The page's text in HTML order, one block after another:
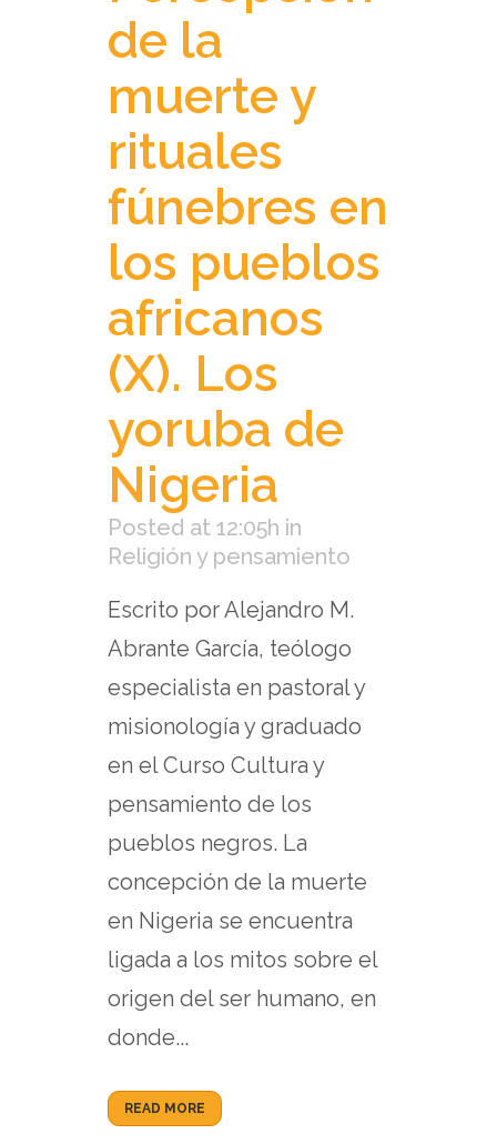
de la
muerte y
rituales
fúnebres en
los pueblos
africanos
(X). Los
yoruba de
Nigeria
Posted at 12:05h in
Religión y pensamiento
Escrito por Alejandro M.
Abrante García, teólogo
especialista en pastoral y
misionología y graduado
en el Curso Cultura y
pensamiento de los
pueblos negros. La
concepción de la muerte
en Nigeria se encuentra
ligada a los mitos sobre el
origen del ser humano, en
donde...
READ MORE